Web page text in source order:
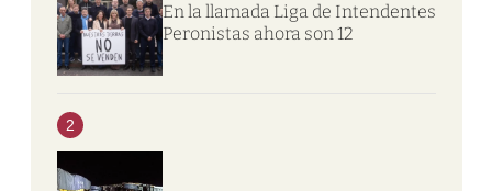
En la llamada Liga de Intendentes
Peronistas ahora son 12
2